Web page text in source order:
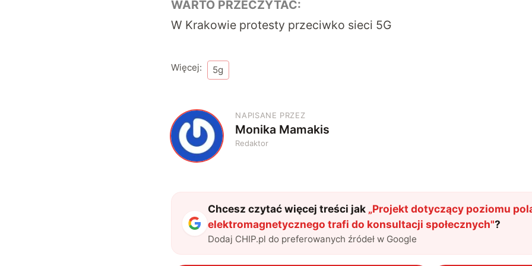
WARTO PRZECZYTAĆ:
W Krakowie protesty przeciwko sieci 5G
Więcej: 5g
M
NAPISANE PRZEZ
Monika Mamakis
Redaktor
Chcesz czytać więcej treści jak „Projekt dotyczący poziomu
elektromagnetycznego trafi do konsultacji społecznych"?
Dodaj CHIP.pl do preferowanych źródeł w Google